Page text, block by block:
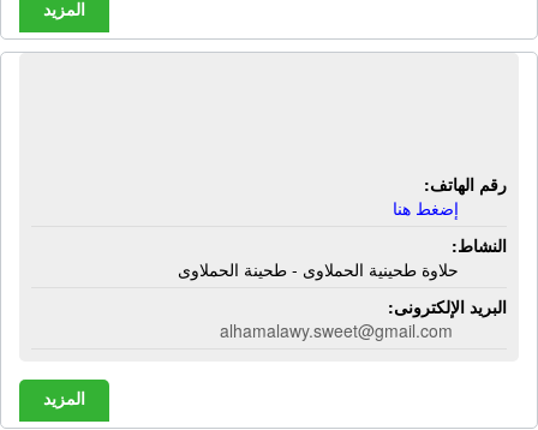
المزيد
رقم الهاتف:
إضغط هنا
النشاط:
حلاوة طحينية الحملاوى - طحينة الحملاوى
البريد الإلكترونى:
alhamalawy.sweet@gmail.com
المزيد